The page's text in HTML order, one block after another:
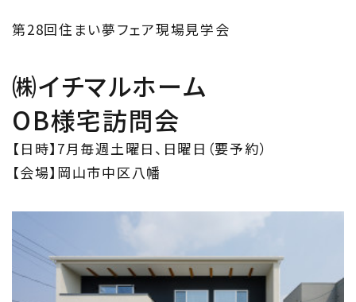
About
Concept
ウッド・コミュ二ケーション
私たちの目指す家づくり
Members
住まい夢ネット加盟工務店
第28回住まい夢フェア現場見学会
㈱イチマルホーム
OB様宅訪問会
【日時】7月毎週土曜日、日曜日（要予約）
【会場】岡山市中区八幡